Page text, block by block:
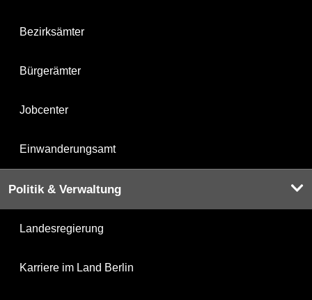
Bezirksämter
Bürgerämter
Jobcenter
Einwanderungsamt
Politik & Verwaltung
Landesregierung
Karriere im Land Berlin